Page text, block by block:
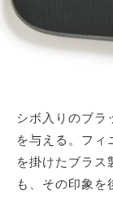
シボ入りのブラ
を与える。フィ
を掛けたブラス
も、その印象を